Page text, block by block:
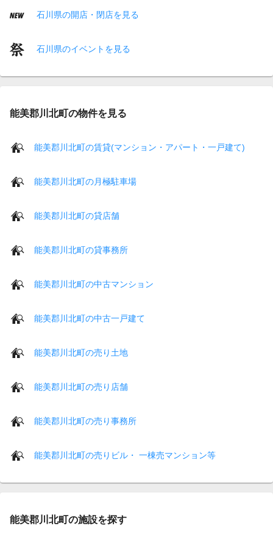
石川県の開店・閉店を見る
石川県のイベントを見る
能美郡川北町の物件を見る
能美郡川北町の賃貸(マンション・アパート・一戸建て)
能美郡川北町の月極駐車場
能美郡川北町の貸店舗
能美郡川北町の貸事務所
能美郡川北町の中古マンション
能美郡川北町の中古一戸建て
能美郡川北町の売り土地
能美郡川北町の売り店舗
能美郡川北町の売り事務所
能美郡川北町の売りビル・ 一棟売マンション等
能美郡川北町の施設を探す